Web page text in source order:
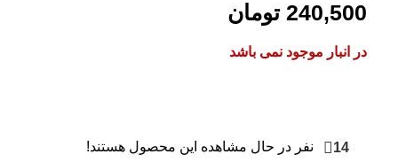
240,500 تومان
در انبار موجود نمی باشد
14 نفر در حال مشاهده این محصول هستند!